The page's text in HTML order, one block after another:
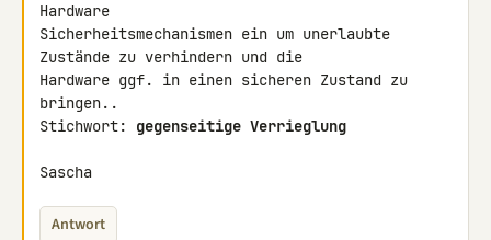
Hardware
Sicherheitsmechanismen ein um unerlaubte
Zustände zu verhindern und die
Hardware ggf. in einen sicheren Zustand zu
bringen..
Stichwort: gegenseitige Verrieglung
Sascha
Antwort